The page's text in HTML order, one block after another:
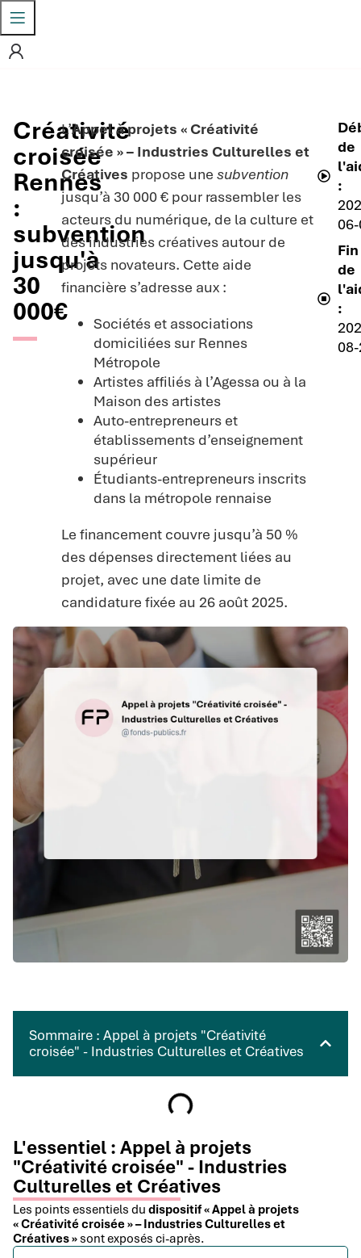
Créativité
croisée
Rennes
:
subvention
jusqu'à
30
000€
L’Appel à projets « Créativité
croisée » – Industries Culturelles et
Créatives propose unesubvention
jusqu’à 30 000 € pour rassembler les
acteurs du numérique, de la culture et
des industries créatives autour de
projets novateurs. Cette aide
financière s’adresse aux :
Sociétés et associations
domiciliées sur Rennes
Métropole
Artistes affiliés à l’Agessa ou à la
Maison des artistes
Auto-entrepreneurs et
établissements d’enseignement
supérieur
Étudiants-entrepreneurs inscrits
dans la métropole rennaise
Le financement couvre jusqu’à 50 %
des dépenses directement liées au
projet, avec une date limite de
candidature fixée au 26 août 2025.
de
:
Fin
de
:
Sommaire : Appel à projets "Créativité
croisée" - Industries Culturelles et Créatives
L'essentiel : Appel à projets
"Créativité croisée" - Industries
Culturelles et Créatives
Les points essentiels du dispositif « Appel à projets
« Créativité croisée » – Industries Culturelles et
Créatives » sont exposés ci-après.